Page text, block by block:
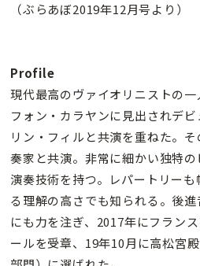
（ぶらあぼ2019年12月号より）
Profile
現代最高のヴァイオリニストの一
フォン・カラヤンに見出されデ
リン・フィルと共演を重ねた。
奏家と共演。非常に細かい独特
演奏技術を持つ。レパートリー
る理解の高さでも知られる。後
にも力を注ぎ、2017年にフラン
ールを受章、19年10月に高松宮